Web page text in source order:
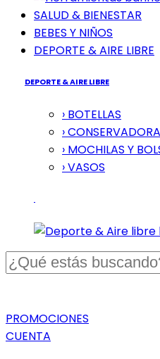
SALUD & BIENESTAR
BEBES Y NIÑOS
DEPORTE & AIRE LIBRE
DEPORTE & AIRE LIBRE
› BOTELLAS
›
› MOCHILAS Y
› VASOS
PROMOCIONES
CUENTA